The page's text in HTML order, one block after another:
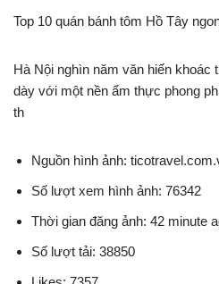
Top 10 quán bánh tôm Hồ Tây
Hà Nội nghìn năm văn hiến khoác
dày với một nền ẩm thực phong
th
Nguồn hình ảnh:
Số lượt xem hình ảnh: 76342
Thời gian đăng ảnh: 42 minute
Số lượt tải: 38850